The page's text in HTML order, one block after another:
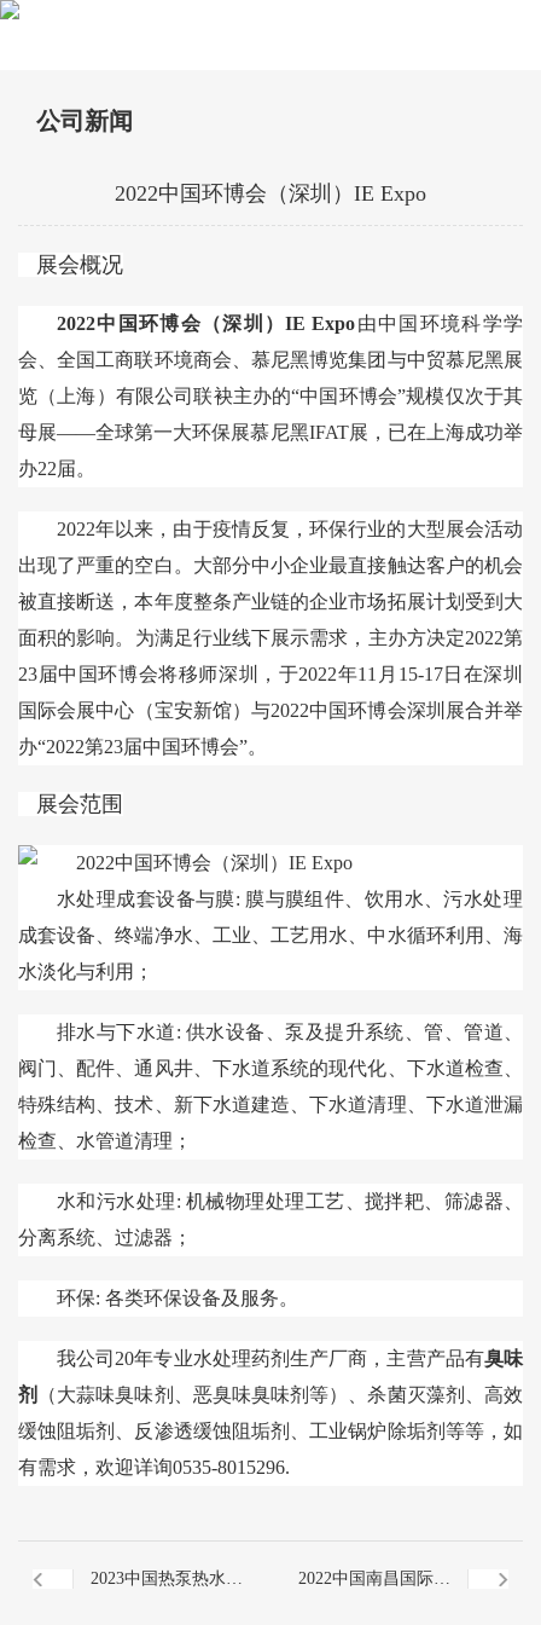
公司新闻
2022中国环博会（深圳）IE Expo
展会概况
2022中国环博会（深圳）IE Expo由中国环境科学学
会、全国工商联环境商会、慕尼黑博览集团与中贸慕尼黑展
览（上海）有限公司联袂主办的“中国环博会”规模仅次于其
母展——全球第一大环保展慕尼黑IFAT展，已在上海成功举
办22届。
2022年以来，由于疫情反复，环保行业的大型展会活动
出现了严重的空白。大部分中小企业最直接触达客户的机会
被直接断送，本年度整条产业链的企业市场拓展计划受到大
面积的影响。为满足行业线下展示需求，主办方决定2022第
23届中国环博会将移师深圳，于2022年11月15-17日在深圳
国际会展中心（宝安新馆）与2022中国环博会深圳展合并举
办“2022第23届中国环博会”。
展会范围
水处理成套设备与膜: 膜与膜组件、饮用水、污水处理
成套设备、终端净水、工业、工艺用水、中水循环利用、海
水淡化与利用；
排水与下水道: 供水设备、泵及提升系统、管、管道、
阀门、配件、通风井、下水道系统的现代化、下水道检查、
特殊结构、技术、新下水道建造、下水道清理、下水道泄漏
检查、水管道清理；
水和污水处理: 机械物理处理工艺、搅拌耙、筛滤器、
分离系统、过滤器；
环保: 各类环保设备及服务。
我公司20年专业水处理药剂生产厂商，主营产品有臭味
剂
（大蒜味臭味剂、恶臭味臭味剂等）、杀菌灭藻剂、高效
缓蚀阻垢剂、反渗透缓蚀阻垢剂、工业锅炉除垢剂等等，如
有需求，欢迎详询0535-8015296.
2023中国热泵热水、 2022中国南昌国际水